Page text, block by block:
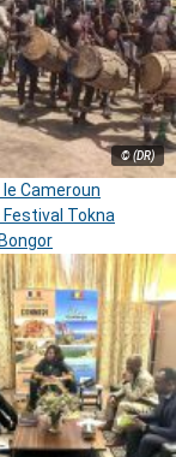
© (DR)
Cameroun
Tokna